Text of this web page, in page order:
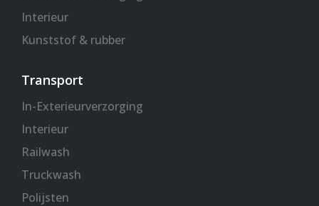
Interieur
Kunststof & rubber
Transport
In-Exterieurverzorging
Interieur
Railwash
Truckwash
Polijsten